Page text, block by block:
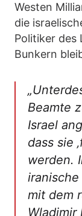
Westen
die
Politiker des
Bunkern
Beamte
Israel
dass sie
werden.
mit dem
Wladimir